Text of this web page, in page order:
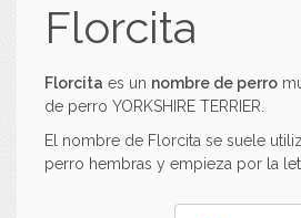
Florcita
Florcita es un nombre de perro
de perro YORKSHIRE TERRIER.
El nombre de Florcita se suele
perro hembras y empieza por la